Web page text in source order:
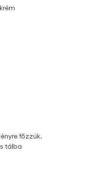
főzzük.
tálba